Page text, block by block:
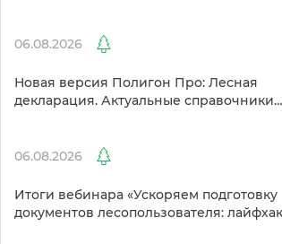
06.08.2026
Новая версия Полигон Про: Лесная
декларация. Актуальные справочники
06.08.2026
Итоги вебинара «Ускоряем подготовку
документов лесопользователя: